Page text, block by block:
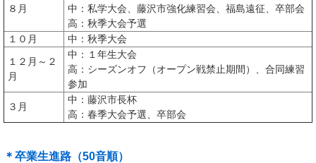
８月
中：私学大会、藤沢市強化練習会、福島遠征、卒部会
高：秋季大会予選
１０月
中：秋季大会
１２月～２
月
中：１年生大会
高：シーズンオフ（オープン戦禁止期間）、合同練習
参加
３月
中：藤沢市長杯
高：春季大会予選、卒部会
＊卒業生進路（50音順）